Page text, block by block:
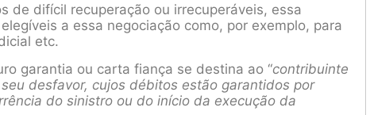
de difícil recuperação ou irrecuperáveis, essa
a essa negociação como, por exemplo, para
etc.
garantia ou carta fiança se destina ao “contribuinte
desfavor, cujos débitos estão garantidos por
do sinistro ou do início da execução da